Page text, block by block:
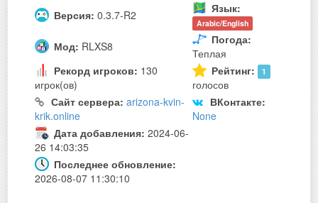
Версия: 0.3.7-R2 Язык:
Arabic/English
Мод: RLXS8
Погода:
Теплая
Рекорд игроков: 130
игрок(ов)
Рейтинг: 1
голосов
Сайт сервера: arizona-kvin-
krik.online
ВКонтакте:
None
Дата добавления: 2024-06-
26 14:03:35
Последнее обновление:
2026-08-07 11:30:10